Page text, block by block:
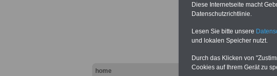
home
K
L
.
Diese Internetseite macht
Datenschutzrichtlinie.
Lesen Sie bitte unsere
und lokalen Speicher nutzt.
Durch das Klicken von
Cookies auf Ihrem Gerät zu